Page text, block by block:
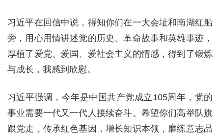
习近平在回信中说，得知你们在一大会址和南湖红船
旁，用心用情讲述党的历史、革命故事和英雄事迹，
厚植了爱党、爱国、爱社会主义的情感，得到了锻炼
与成长，我感到欣慰。
习近平强调，今年是中国共产党成立105周年，党的
事业需要一代又一代人接续奋斗。希望你们高举队旗
跟党走，传承红色基因，增长知识本领，磨练意志品